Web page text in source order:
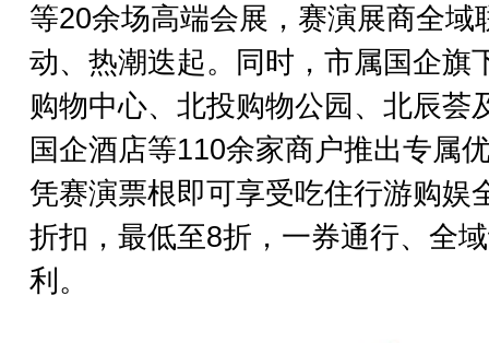
等20余场高端会展，赛演展商全域
动、热潮迭起。同时，市属国企旗
购物中心、北投购物公园、北辰荟
国企酒店等110余家商户推出专属
凭赛演票根即可享受吃住行游购娱
折扣，最低至8折，一券通行、全
利。